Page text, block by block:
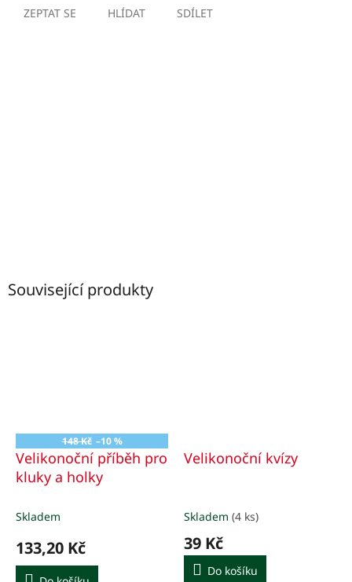
ZEPTAT SE HLÍDAT SDÍLET
Související produkty
148 Kč –10 %
Velikonoční příběh pro
kluky a holky
Skladem
133,20 Kč
Velikonoční kvízy
Skladem (4 ks)
39 Kč
Do košíku